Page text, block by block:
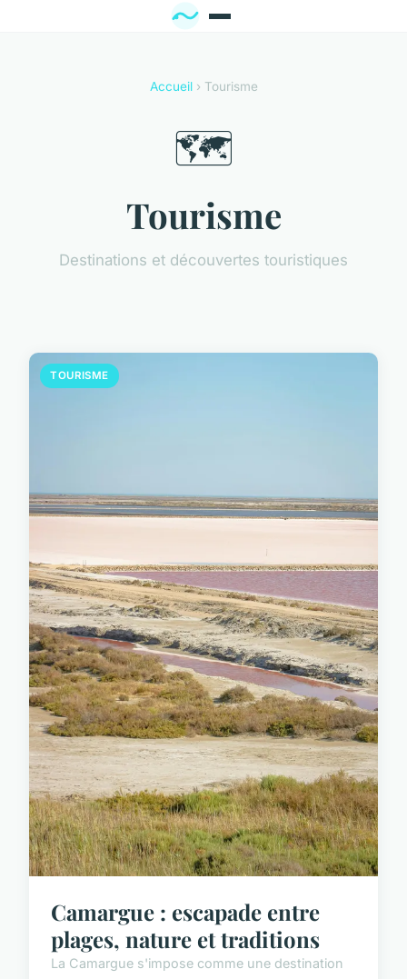
Accueil› Tourisme
🗺️
Tourisme
Destinations et découvertes touristiques
TOURISME
Camargue : escapade entre
plages, nature et traditions
La Camargue s'impose comme une destination